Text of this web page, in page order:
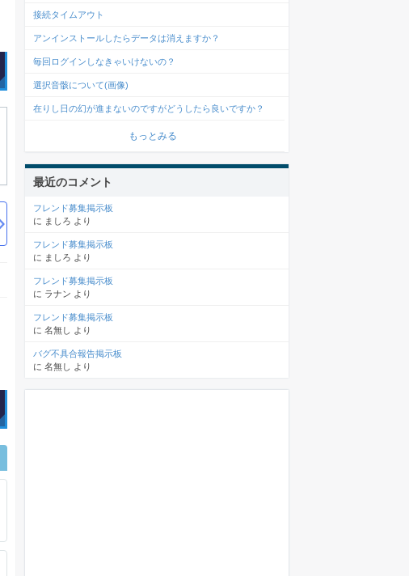
接続タイムアウト
アンインストールしたらデータは消えますか？
毎回ログインしなきゃいけないの？
選択音骸について(画像)
在りし日の幻が進まないのですがどうしたら良いですか？
もっとみる
最近のコメント
フレンド募集掲示板
に ましろ より
フレンド募集掲示板
に ましろ より
フレンド募集掲示板
に ラナン より
フレンド募集掲示板
に 名無し より
バグ不具合報告掲示板
に 名無し より